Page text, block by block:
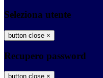
Seleziona utente
button close ×
Recupero password
button close ×